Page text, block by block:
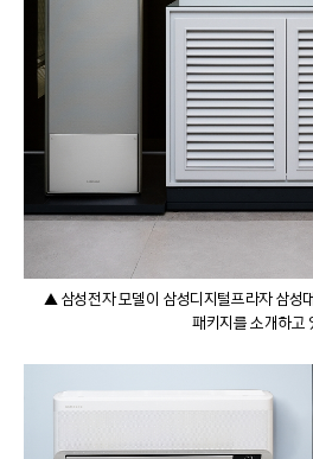
▲ 삼성전자 모델이 삼성디지털프라자 삼성
패키지를 소개하고